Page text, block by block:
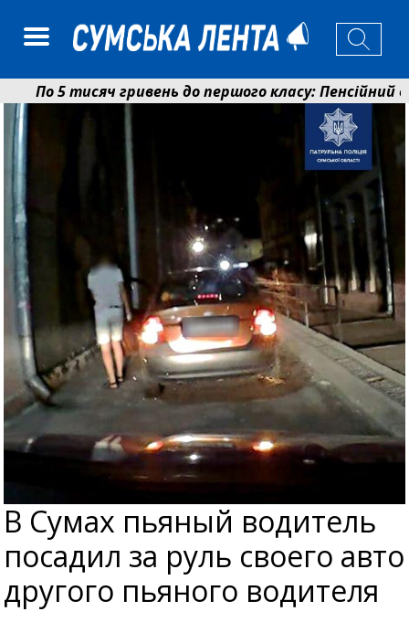
5 тисяч гривень до першого класу: Пенсійний
у Сумах погодили 115 компенсацій на
В Сумах пьяный водитель
посадил за руль своего авто
другого пьяного водителя